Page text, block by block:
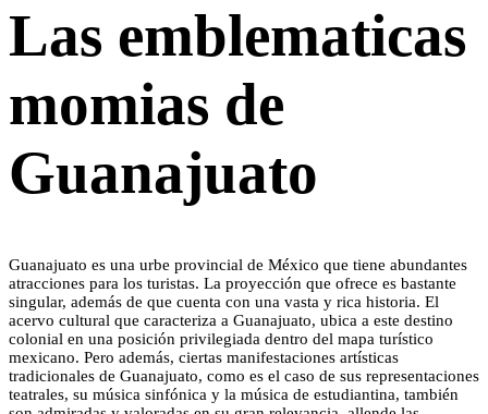
Las emblematicas
momias de
Guanajuato
Guanajuato es una urbe provincial de México que tiene abundantes
atracciones para los turistas. La proyección que ofrece es bastante
singular, además de que cuenta con una vasta y rica historia. El
acervo cultural que caracteriza a Guanajuato, ubica a este destino
colonial en una posición privilegiada dentro del mapa turístico
mexicano. Pero además, ciertas manifestaciones artísticas
tradicionales de Guanajuato, como es el caso de sus representaciones
teatrales, su música sinfónica y la música de estudiantina, también